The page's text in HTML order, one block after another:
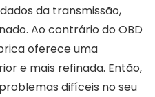
da transmissão,
Ao contrário do OBD
oferece uma
e mais refinada. Então,
difíceis no seu